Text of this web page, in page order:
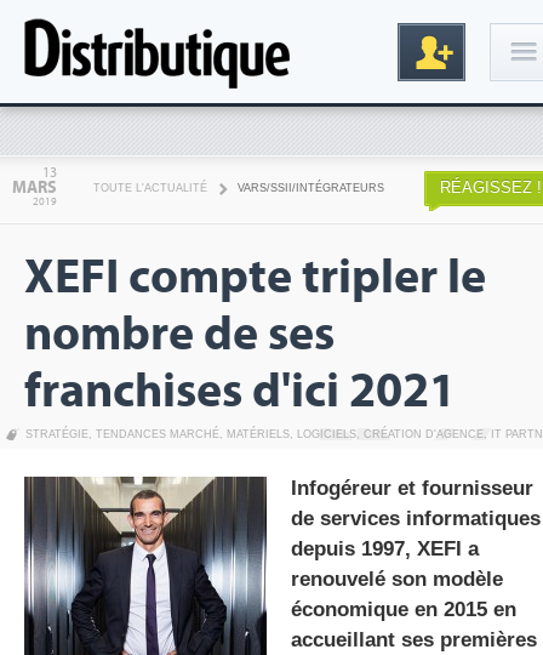
Inscription
13
MARS
2019
TOUTE L'ACTUALITÉ VARS/SSII/INTÉGRATEURS RÉAGISSEZ !
XEFI compte tripler le
nombre de ses
franchises d'ici 2021
STRATÉGIE, TENDANCES MARCHÉ, MATÉRIELS, LOGICIELS, CRÉATION D'AGENCE, IT
Infogéreur et fournisseur
de services informatiques
depuis 1997, XEFI a
renouvelé son modèle
économique en 2015 en
accueillant ses premières